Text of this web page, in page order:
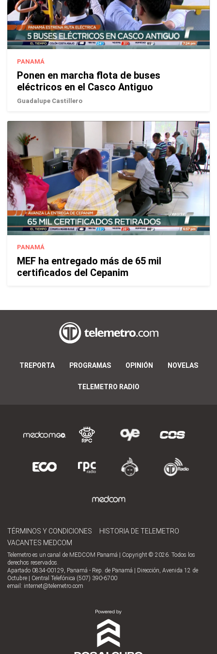
PANAMÁ
Ponen en marcha flota de buses
eléctricos en el Casco Antiguo
Guadalupe Castillero
PANAMÁ
MEF ha entregado más de 65 mil
certificados del Cepanim
TREPORTA PROGRAMAS OPINIÓN NOVELAS
TELEMETRO RADIO
TÉRMINOS Y CONDICIONES
HISTORIA DE TELEMETRO
VACANTES MEDCOM
Telemetro es un canal de MEDCOM Panamá | Copyright © 2026. Todos los
derechos reservados.
Apartado 0834-00129, Panamá - Rep. de Panamá | Dirección, Avenida 12 de
Octubre | Central Telefónica (507) 390-6700
email: internet@telemetro.com